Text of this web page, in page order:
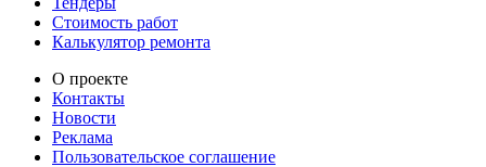
Стоимость работ
Калькулятор ремонта
О проекте
Контакты
Новости
Реклама
Пользовательское соглашение